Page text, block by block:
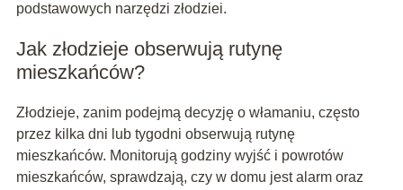
podstawowych narzędzi złodziei.
Jak złodzieje obserwują rutynę
mieszkańców?
Złodzieje, zanim podejmą decyzję o włamaniu, często
przez kilka dni lub tygodni obserwują rutynę
mieszkańców. Monitorują godziny wyjść i powrotów
mieszkańców, sprawdzają, czy w domu jest alarm oraz